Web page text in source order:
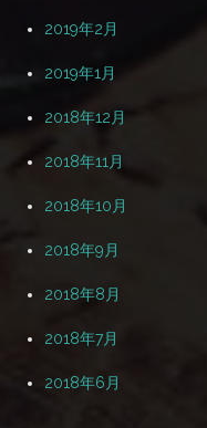
2019年2月
2019年1月
2018年12月
2018年11月
2018年10月
2018年9月
2018年8月
2018年7月
2018年6月